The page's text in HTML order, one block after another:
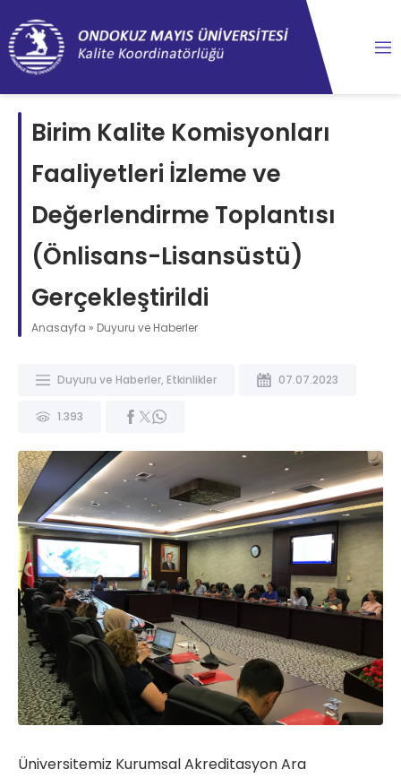
Birim Kalite Komisyonları
Faaliyetleri İzleme ve
Değerlendirme Toplantısı
(Önlisans-Lisansüstü)
Gerçekleştirildi
Anasayfa » Duyuru ve Haberler
Duyuru ve Haberler, Etkinlikler 07.07.2023
1.393
Üniversitemiz Kurumsal Akreditasyon Ara